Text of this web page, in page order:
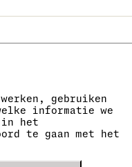
gebruiken
informatie we
in het
te gaan met het
van de
onder nummer
0636.
nummer is CZ05663687.